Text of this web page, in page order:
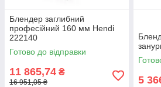
Блендер заглибний
професійний 160 мм Hendi
222140
Готово до відправки
11 865,74 ₴
16 951,05 ₴ 5